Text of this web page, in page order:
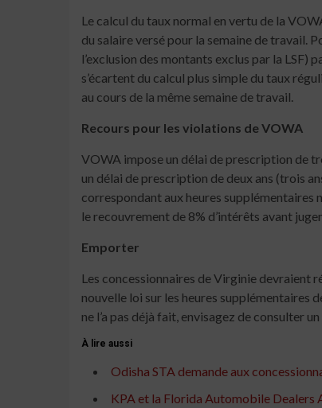
Le calcul du taux normal en vertu de la
du salaire versé pour la semaine de travail.
l’exclusion des montants exclus par la LSF)
s’écartent du calcul plus simple du taux
au cours de la même semaine de travail.
Recours pour les violations de VOWA
VOWA impose un délai de prescription de
un délai de prescription de deux ans (trois
correspondant aux heures supplémentaires
le recouvrement de 8% d’intérêts avant
Emporter
Les concessionnaires de Virginie devraient
nouvelle loi sur les heures supplémentaires
ne l’a pas déjà fait, envisagez de consulter
À lire aussi
Odisha STA demande aux
KPA et la Florida Automobile